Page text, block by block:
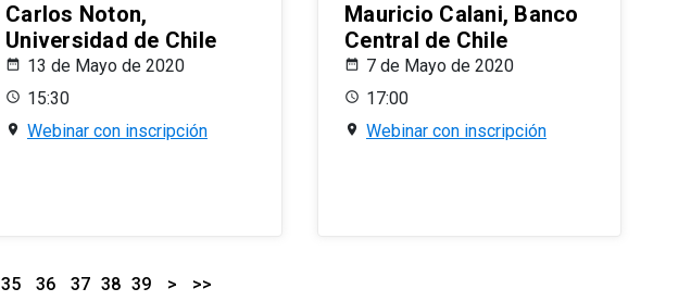
Carlos Noton,
Universidad de Chile
13 de Mayo de 2020
15:30
Webinar con inscripción
Mauricio Calani, Banco
Central de Chile
7 de Mayo de 2020
17:00
Webinar con inscripción
35 36 37 38 39 > >>